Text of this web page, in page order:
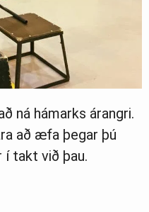
ná hámarks árangri.
að æfa þegar þú
takt við þau.